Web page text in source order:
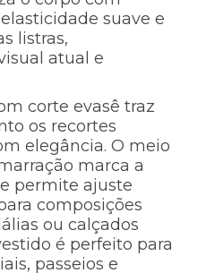
suave e
listras,
atual e
corte evasê traz
os recortes
elegância. O meio
marca a
permite ajuste
composições
ou calçados
é perfeito para
passeios e